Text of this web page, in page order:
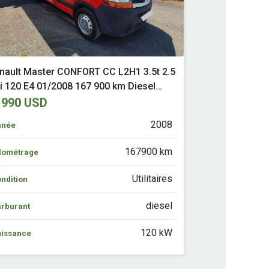
Master CONFORT CC L2H1 3.5t 2.5
120 E4 01/2008 167 900 km Diesel
(85)USD
2008
167900 km
Utilitaires
diesel
120 kW